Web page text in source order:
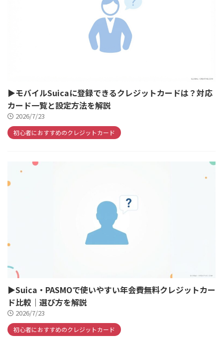
▶モバイルSuicaに登録できるクレジットカードは？対応
カード一覧と設定方法を解説
2026/7/23
初心者におすすめのクレジットカード
▶Suica・PASMOで使いやすい年会費無料クレジットカー
ド比較｜選び方を解説
2026/7/23
初心者におすすめのクレジットカード